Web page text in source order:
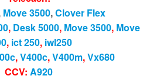
Move 3500,Clover Flex
, Desk 5000, Move 3500, Move
, ict 250, iwl250
,V400c,V400m,Vx680
CCV: A920